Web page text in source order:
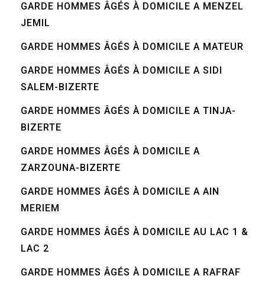
GARDE HOMMES ÂGÉS À DOMICILE A MENZEL
JEMIL
GARDE HOMMES ÂGÉS À DOMICILE A MATEUR
GARDE HOMMES ÂGÉS À DOMICILE A SIDI
SALEM-BIZERTE
GARDE HOMMES ÂGÉS À DOMICILE A TINJA-
BIZERTE
GARDE HOMMES ÂGÉS À DOMICILE A
ZARZOUNA-BIZERTE
GARDE HOMMES ÂGÉS À DOMICILE A AIN
MERIEM
GARDE HOMMES ÂGÉS À DOMICILE AU LAC 1 &
LAC 2
GARDE HOMMES ÂGÉS À DOMICILE A RAFRAF